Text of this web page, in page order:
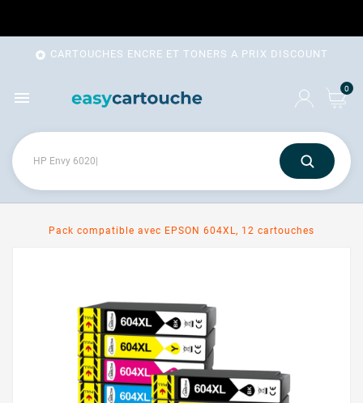
 CARTOUCHES ENCRE ET TONERS A PRIX DISCOUNT
 0
Pack compatible avec EPSON 604XL, 12 cartouches